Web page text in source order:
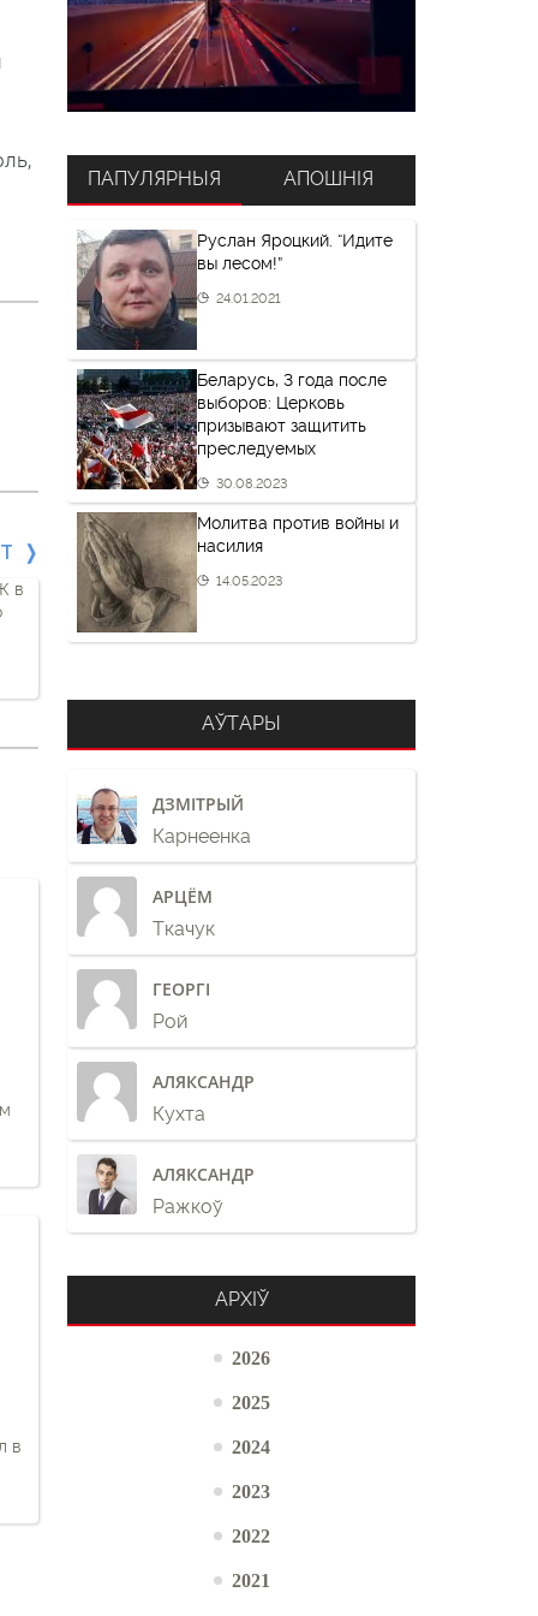
в
в
ПАПУЛЯРНЫЯ
Руслан Яроцкий. “Идите
вы лесом!”
24.01.2021
Беларусь, 3 года после
выборов: Церковь
призывают защитить
преследуемых
30.08.2023
Молитва против войны и
насилия
14.05.2023
АПОШНІЯ
АЎТАРЫ
ДЗМІТРЫЙ
Карнеенка
АРЦЁМ
Ткачук
ГЕОРГІ
Рой
АЛЯКСАНДР
Кухта
АЛЯКСАНДР
Ражкоў
АРХІЎ
2026
2025
2024
2023
2022
2021